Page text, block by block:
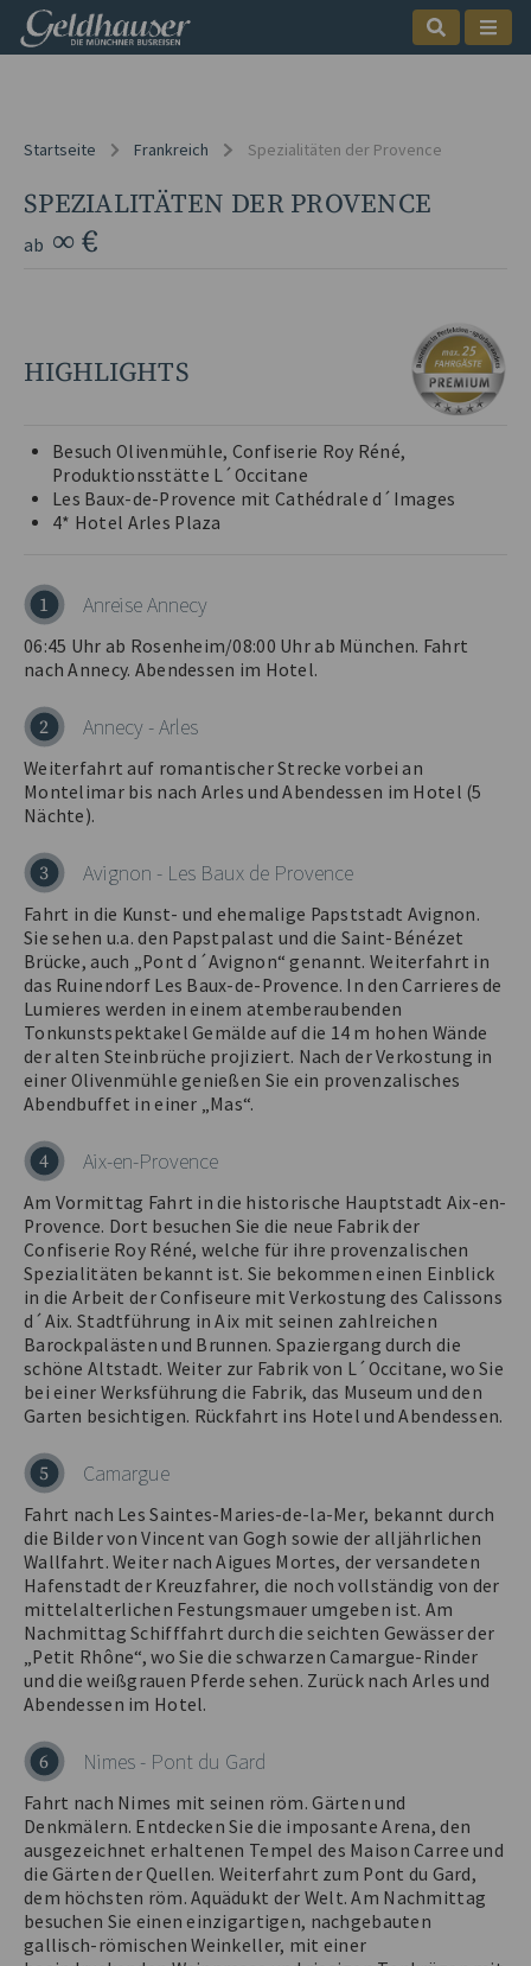
Startseite Frankreich Spezialitäten der Provence
SPEZIALITÄTEN DER PROVENCE
ab ∞ €
HIGHLIGHTS
Besuch Olivenmühle, Confiserie Roy Réné,
Produktionsstätte L´Occitane
Les Baux-de-Provence mit Cathédrale d´Images
4* Hotel Arles Plaza
1 Anreise Annecy
06:45 Uhr ab Rosenheim/08:00 Uhr ab München. Fahrt
nach Annecy. Abendessen im Hotel.
2 Annecy - Arles
Weiterfahrt auf romantischer Strecke vorbei an
Montelimar bis nach Arles und Abendessen im Hotel (5
Nächte).
3 Avignon - Les Baux de Provence
Fahrt in die Kunst- und ehemalige Papststadt Avignon.
Sie sehen u.a. den Papstpalast und die Saint-Bénézet
Brücke, auch „Pont d´Avignon“ genannt. Weiterfahrt in
das Ruinendorf Les Baux-de-Provence. In den Carrieres de
Lumieres werden in einem atemberaubenden
Tonkunstspektakel Gemälde auf die 14 m hohen Wände
der alten Steinbrüche projiziert. Nach der Verkostung in
einer Olivenmühle genießen Sie ein provenzalisches
Abendbuffet in einer „Mas“.
4 Aix-en-Provence
Am Vormittag Fahrt in die historische Hauptstadt Aix-en-
Provence. Dort besuchen Sie die neue Fabrik der
Confiserie Roy Réné, welche für ihre provenzalischen
Spezialitäten bekannt ist. Sie bekommen einen Einblick
in die Arbeit der Confiseure mit Verkostung des Calissons
d´Aix. Stadtführung in Aix mit seinen zahlreichen
Barockpalästen und Brunnen. Spaziergang durch die
schöne Altstadt. Weiter zur Fabrik von L´Occitane, wo Sie
bei einer Werksführung die Fabrik, das Museum und den
Garten besichtigen. Rückfahrt ins Hotel und Abendessen.
5 Camargue
Fahrt nach Les Saintes-Maries-de-la-Mer, bekannt durch
die Bilder von Vincent van Gogh sowie der alljährlichen
Wallfahrt. Weiter nach Aigues Mortes, der versandeten
Hafenstadt der Kreuzfahrer, die noch vollständig von der
mittelalterlichen Festungsmauer umgeben ist. Am
Nachmittag Schifffahrt durch die seichten Gewässer der
„Petit Rhône“, wo Sie die schwarzen Camargue-Rinder
und die weißgrauen Pferde sehen. Zurück nach Arles und
Abendessen im Hotel.
6 Nimes - Pont du Gard
Fahrt nach Nimes mit seinen röm. Gärten und
Denkmälern. Entdecken Sie die imposante Arena, den
ausgezeichnet erhaltenen Tempel des Maison Carree und
die Gärten der Quellen. Weiterfahrt zum Pont du Gard,
dem höchsten röm. Aquädukt der Welt. Am Nachmittag
besuchen Sie einen einzigartigen, nachgebauten
gallisch-römischen Weinkeller, mit einer